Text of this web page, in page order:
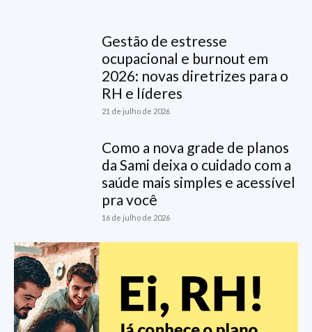
Gestão de estresse
ocupacional e burnout em
2026: novas diretrizes para o
RH e líderes
21 de julho de 2026
Como a nova grade de planos
da Sami deixa o cuidado com a
saúde mais simples e acessível
pra você
16 de julho de 2026